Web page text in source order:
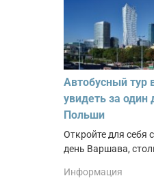
Автобусный тур
увидеть за один
Польши
Откройте для себя
день Варшава,
Информация